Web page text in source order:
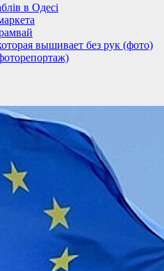
в Одесі
вышивает без рук (фото)